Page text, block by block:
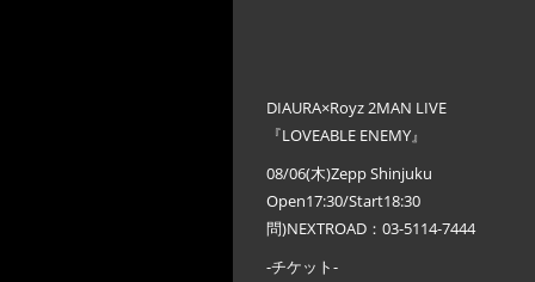
DIAURA×Royz 2MAN LIVE
『LOVEABLE ENEMY』
08/06(木)Zepp Shinjuku
Open17:30/Start18:30
問)NEXTROAD：03-5114-7444
-チケット-